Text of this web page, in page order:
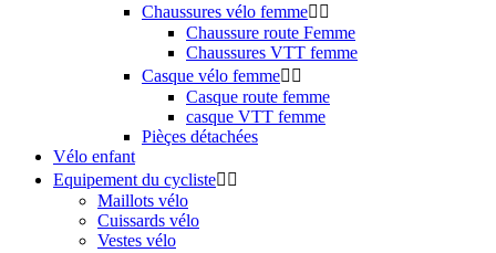
Chaussures vélo femme 
Chaussure route Femme
Chaussures VTT femme
Casque vélo femme 
Casque route femme
casque VTT femme
Pièçes détachées
Vélo enfant
Equipement du cycliste 
Maillots vélo
Cuissards vélo
Vestes vélo